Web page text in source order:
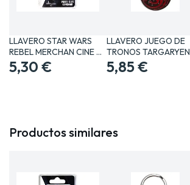
LLAVERO STAR WARS
REBEL MERCHAN CINE Y
TV…
5,30 €
LLAVERO JUEGO DE
TRONOS TARGARYEN
MERCHAN…
5,85 €
Productos similares